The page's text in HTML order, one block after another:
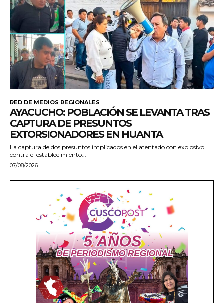
RED DE MEDIOS REGIONALES
AYACUCHO: POBLACIÓN SE LEVANTA TRAS
CAPTURA DE PRESUNTOS
EXTORSIONADORES EN HUANTA
La captura de dos presuntos implicados en el atentado con explosivo
contra el establecimiento...
07/08/2026